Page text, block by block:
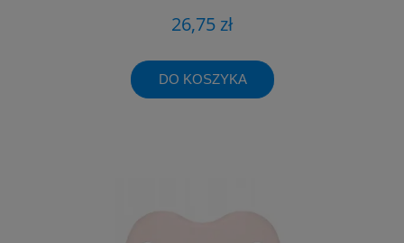
26,75 zł
DO KOSZYKA